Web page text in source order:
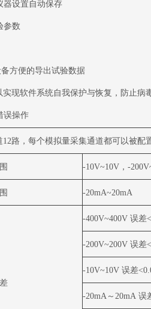
器设置自动保存
参数
方便的导出试验数据
实现软件系统自我保护与恢复，防止病
误操作
12路，每个模拟量采集通道都可以被配
-10V~10V ， -
-20mA~20mA
-400V~400V 误差
-200V~200V 误差
-10V~10V 误差
-20mA ～ 20mA 误